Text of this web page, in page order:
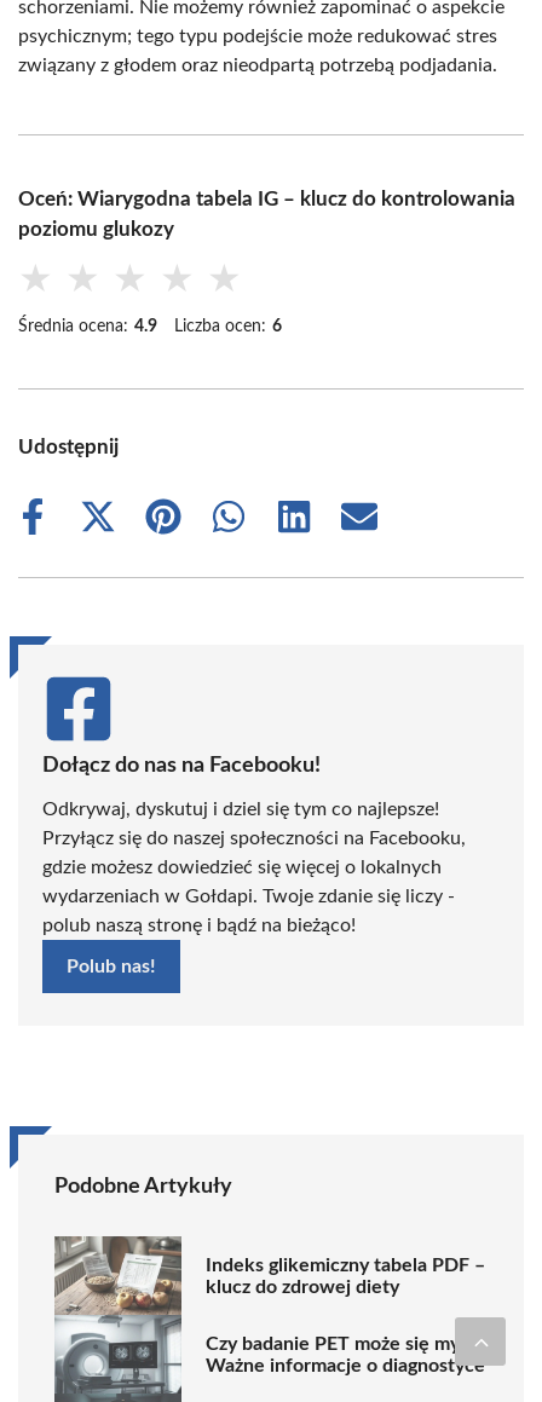
schorzeniami. Nie możemy również zapominać o aspekcie
psychicznym; tego typu podejście może redukować stres
związany z głodem oraz nieodpartą potrzebą podjadania.
Oceń: Wiarygodna tabela IG – klucz do kontrolowania
poziomu glukozy
★ ★ ★ ★ ★
Średnia ocena: 4.9 Liczba ocen: 6
Udostępnij
Share
Share
(Twitter)
Share
Share
Share
Share
Dołącz do nas na Facebooku!
Odkrywaj, dyskutuj i dziel się tym co najlepsze!
Przyłącz się do naszej społeczności na Facebooku,
gdzie możesz dowiedzieć się więcej o lokalnych
wydarzeniach w Gołdapi. Twoje zdanie się liczy -
polub naszą stronę i bądź na bieżąco!
Polub nas!
Podobne Artykuły
Indeks glikemiczny tabela PDF –
klucz do zdrowej diety
Czy badanie PET może się mylić?
Ważne informacje o diagnostyce